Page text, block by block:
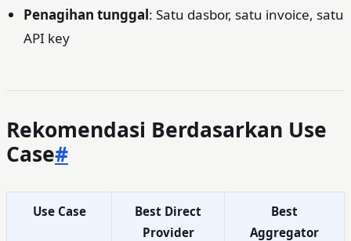
Penagihan tunggal: Satu dasbor, satu invoice, satu
API key
Rekomendasi Berdasarkan Use
Case#
Use Case
Best Direct
Provider
Best
Aggregator